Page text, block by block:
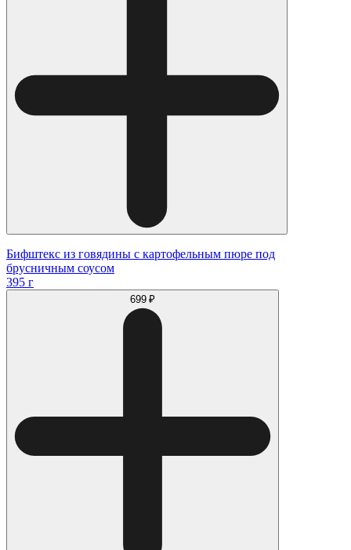
Бифштекс из говядины с картофельным пюре под
брусничным соусом
395 г
699 ₽